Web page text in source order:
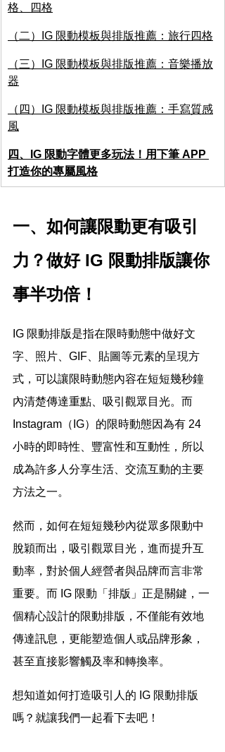
格、四格
（二）IG 限動模板與排版推薦：旅行四格
（三）IG 限動模板與排版推薦：音樂播放
器
（四）IG 限動模板與排版推薦：手寫質感
風
四、IG 限動字體更多玩法！用下筆 APP
打造你的專屬風格
一、如何讓限動更有吸引
力？做好 IG 限動排版讓你
事半功倍！
IG 限動排版是指在限時動態中做好文
字、照片、GIF、貼圖等元素的呈現方
式，可以讓限時動態內容在短短幾秒鐘
內清楚傳達重點、吸引觀眾目光。而
Instagram（IG）的限時動態因為有 24
小時的即時性、豐富性和互動性，所以
成為許多人分享生活、交流互動的主要
方法之一。
然而，如何在短短幾秒內從眾多限動中
脫穎而出，吸引觀眾目光，進而提升互
動率，對於個人經營者與品牌而言非常
重要。而 IG 限動「排版」正是關鍵，一
個精心設計的限動排版，不僅能有效地
傳達訊息，更能塑造個人或品牌形象，
甚至直接影響觸及率和轉換率。
想知道如何打造吸引人的 IG 限動排版
嗎？就讓我們一起看下去吧！